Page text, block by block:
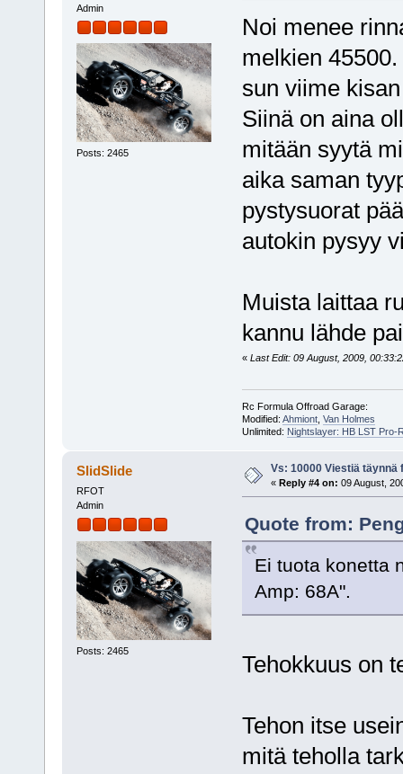
Admin
Posts: 2465
Noi menee
melkien
sun viime
Siinä on aina
mitään syytä
aika saman
pystysuorat
autokin pysyy
Muista laittaa
kannu lähde
« Last Edit: 09 August, 2009,
Rc Formula Offroad Garage:
Modified: Ahmiont, Van Holmes
Unlimited: Nightslayer: HB LST Pro-
SlidSlide
RFOT
Admin
Posts: 2465
Vs: 10000 Viestiä täynnä
« Reply #4 on: 09 August,
Quote from:
Ei tuota konetta
Amp: 68A".
Tehokkuus on
Tehon itse
mitä teholla